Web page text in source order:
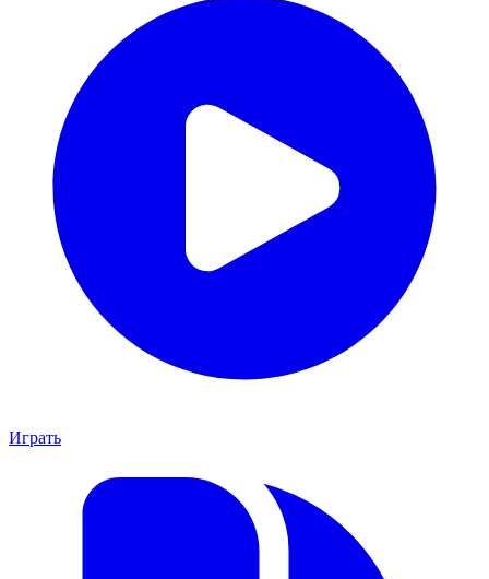
Играть